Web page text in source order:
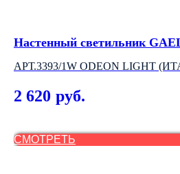
Настенный светильник
АРТ.3393/1W ODEON LIGHT
2 620 руб.
СМОТРЕТЬ